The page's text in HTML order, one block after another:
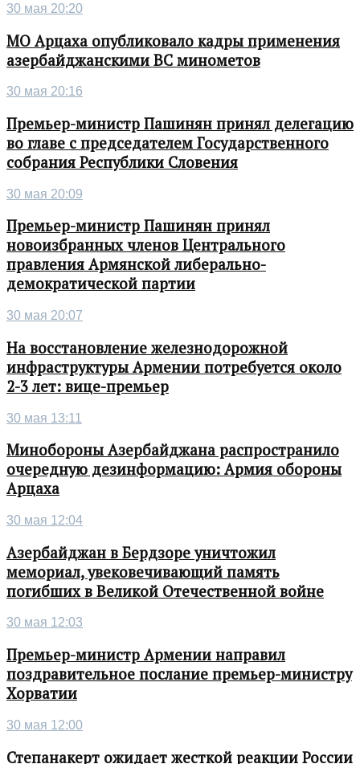
30 мая 20:20
МО Арцаха опубликовало кадры применения
азербайджанскими ВС минометов
30 мая 20:16
Премьер-министр Пашинян принял делегацию
во главе с председателем Государственного
собрания Республики Словения
30 мая 20:09
Премьер-министр Пашинян принял
новоизбранных членов Центрального
правления Армянской либерально-
демократической партии
30 мая 20:07
На восстановление железнодорожной
инфраструктуры Армении потребуется около
2-3 лет: вице-премьер
30 мая 13:11
Минобороны Азербайджана распространило
очередную дезинформацию: Армия обороны
Арцаха
30 мая 12:04
Азербайджан в Бердзоре уничтожил
мемориал, увековечивающий память
погибших в Великой Отечественной войне
30 мая 12:03
Премьер-министр Армении направил
поздравительное послание премьер-министру
Хорватии
30 мая 12:00
Степанакерт ожидает жесткой реакции России